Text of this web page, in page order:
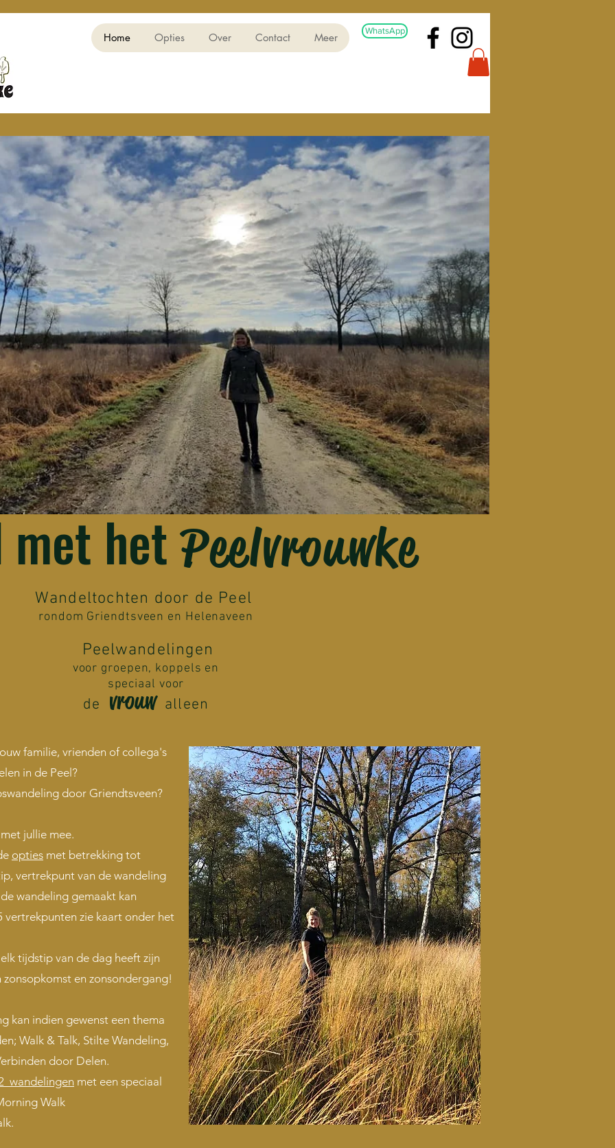
Home Opties Over Contact Meer
WhatsApp
met hetPeelvrouwke
Wandeltochten door de Peel
rondom Griendtsveen en Helenaveen
Peelwandelingen
voor groepen, koppels en
speciaal voor
de vrouwalleen
familie, vrienden of collega's
in de Peel?
door Griendtsveen?
jullie mee.
opties met betrekking tot
vertrekpunt van de wandeling
wandeling gemaakt kan
vertrekpunten zie kaart onder het
tijdstip van de dag heeft zijn
en zonsondergang!
kan indien gewenst een thema
Walk & Talk, Stilte Wandeling,
door Delen.
wandelingen met een speciaal
Walk